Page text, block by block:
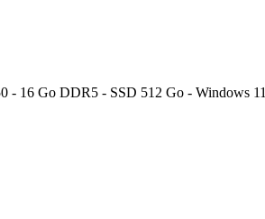
- 16 Go DDR5 - SSD 512 Go - Windows 11